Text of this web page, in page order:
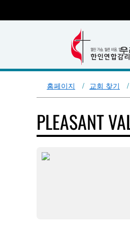
홈페이지 교회 찾기
PLEASANT